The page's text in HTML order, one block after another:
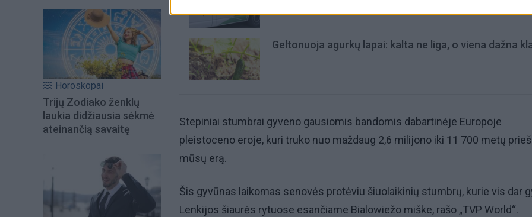
Horoskopai
Trijų Zodiako ženklų
laukia didžiausia sėkmė
ateinančią savaitę
Geltonuoja agurkų lapai: kalta ne liga, o viena dažna
Stepiniai stumbrai gyveno gausiomis bandomis dabartinėje Europoje
pleistoceno eroje, kuri truko nuo maždaug 2,6 milijono iki 11 700 metų prieš
mūsų erą.
Šis gyvūnas laikomas senovės protėviu šiuolaikinių stumbrų, kurie vis dar
Lenkijos šiaurės rytuose esančiame Bialowiežo miške, rašo „TVP World“.